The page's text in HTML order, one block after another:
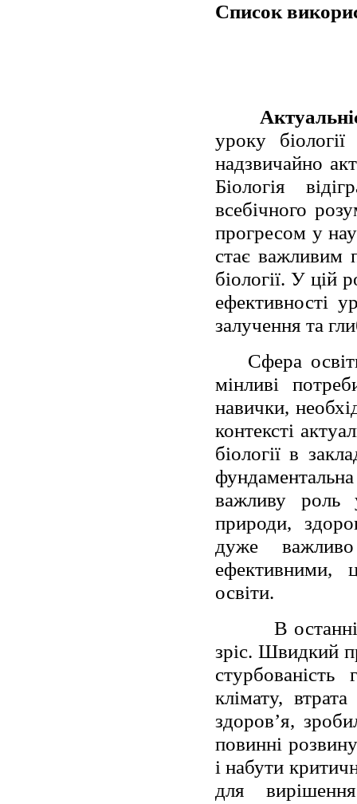
Список
уроку
надзвичайно
Біологія
всебічного
прогресом у
стає важливим
біології. У цій
ефективності
залучення та
Сфера
мінливі
навички,
контексті
біології в
важливу роль
природи,
дуже
ефективними,
освіти.
В останні
зріс. Швидкий
клімату,
здоров’я,
повинні
і набути
для